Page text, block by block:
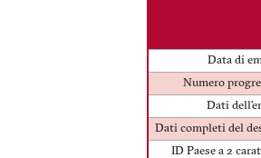
Data di
Numero
Dati
Dati completi del
ID Paese a 2